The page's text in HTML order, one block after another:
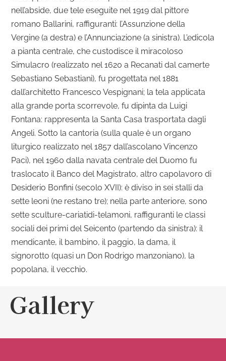
nell’abside, due tele eseguite nel 1919 dal pittore
romano Ballarini, raffiguranti: l’Assunzione della
Vergine (a destra) e l’Annunciazione (a sinistra). L’edicola
a pianta centrale, che custodisce il miracoloso
Simulacro (realizzato nel 1620 a Recanati dal camerte
Sebastiano Sebastiani), fu progettata nel 1881
dall’architetto Francesco Vespignani; la tela applicata
alla grande porta scorrevole, fu dipinta da Luigi
Fontana: rappresenta la Santa Casa trasportata dagli
Angeli. Sotto la cantoria (sulla quale è un organo
liturgico realizzato nel 1857 dall’ascolano Vincenzo
Paci), nel 1960 dalla navata centrale del Duomo fu
traslocato il Banco del Magistrato, altro capolavoro di
Desiderio Bonfini (secolo XVII): è diviso in sei stalli da
sette leoni (ne restano tre); nella parte anteriore, sono
sette sculture-cariatidi-telamoni, raffiguranti le classi
sociali dei primi del Seicento (partendo da sinistra): il
mendicante, il bambino, il paggio, la dama, il
signorotto (quasi un Don Rodrigo manzoniano), la
popolana, il vecchio.
Gallery